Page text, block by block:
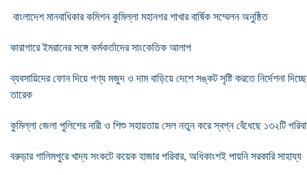
বাংলাদেশ মানবাধিকার কমিশন কুমিল্লা মহানগর শাখার বার্ষিক সম্মেলন অনুষ্ঠিত
কারাগারে ইমরানের সঙ্গে কর্মকর্তাদের সাংকেতিক আলাপ
ব্যবসায়িদের ফোন দিয়ে পণ্য মজুদ ও দাম বাড়িয়ে দেশে সঙ্কট সৃষ্টি করতে নির্দেশনা দিচ্ছে
তারেক
কুমিল্লা জেলা পুলিশের নারী ও শিশু সহায়তায় সেল নতুন করে স্বপ্ন বেঁধেছে ১৩২টি
বরুড়ার গালিমপুরে খাদ্য সংকটে কয়েক হাজার পরিবার, অধিকাংশই পায়নি সরকারি সাহায্য